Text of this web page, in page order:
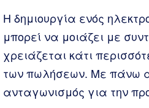
Η δημιουργία ενός
μπορεί να μοιάζει με
χρειάζεται κάτι
των πωλήσεων. Με πάνω
ανταγωνισμός για την